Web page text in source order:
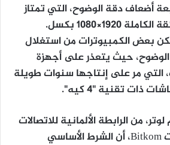
أضعاف دقة الوضوح، التي تمتاز
بها تقنية الدقة الفائقة الكاملة 1920×1080 بكسل.
بعض الكمبيوترات من استغلال
حيث يتعذر على أجهزة
التي مر على إنتاجها سنوات طويلة
ذات تقنية "4 كيه".
من الرابطة الألمانية للاتصالات
وتكنولوجيا المعلومات Bitkom، أن الشرط الأساسي